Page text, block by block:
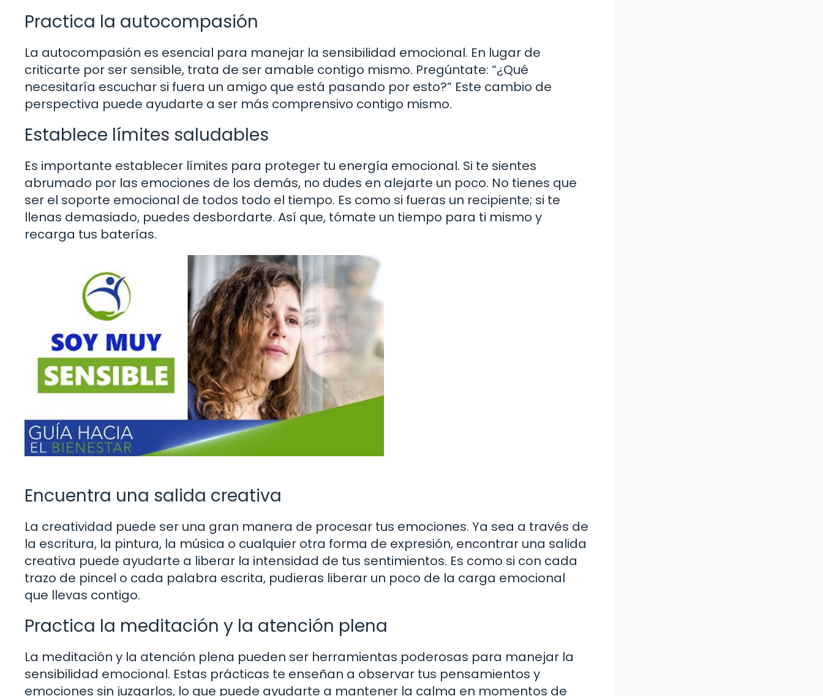
Practica la autocompasión
La autocompasión es esencial para manejar la sensibilidad emocional. En lugar de
criticarte por ser sensible, trata de ser amable contigo mismo. Pregúntate: “¿Qué
necesitaría escuchar si fuera un amigo que está pasando por esto?” Este cambio de
perspectiva puede ayudarte a ser más comprensivo contigo mismo.
Establece límites saludables
Es importante establecer límites para proteger tu energía emocional. Si te sientes
abrumado por las emociones de los demás, no dudes en alejarte un poco. No tienes que
ser el soporte emocional de todos todo el tiempo. Es como si fueras un recipiente; si te
llenas demasiado, puedes desbordarte. Así que, tómate un tiempo para ti mismo y
recarga tus baterías.
Encuentra una salida creativa
La creatividad puede ser una gran manera de procesar tus emociones. Ya sea a través de
la escritura, la pintura, la música o cualquier otra forma de expresión, encontrar una salida
creativa puede ayudarte a liberar la intensidad de tus sentimientos. Es como si con cada
trazo de pincel o cada palabra escrita, pudieras liberar un poco de la carga emocional
que llevas contigo.
Practica la meditación y la atención plena
La meditación y la atención plena pueden ser herramientas poderosas para manejar la
sensibilidad emocional. Estas prácticas te enseñan a observar tus pensamientos y
emociones sin juzgarlos, lo que puede ayudarte a mantener la calma en momentos de